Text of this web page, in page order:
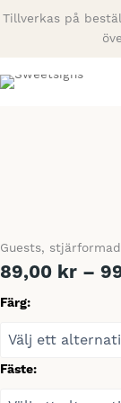
Tillverkas på
Guests,
89,00 kr –
Färg:
Fäste: